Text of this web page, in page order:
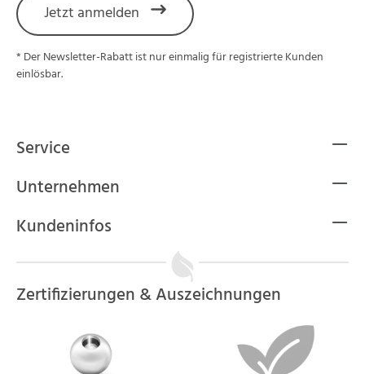
Jetzt anmelden
* Der Newsletter-Rabatt ist nur einmalig für registrierte Kunden
einlösbar.
Service
Unternehmen
Kundeninfos
Zertifizierungen & Auszeichnungen